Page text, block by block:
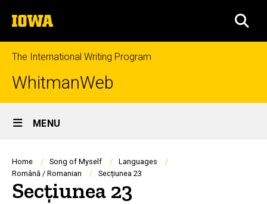
to
content
The
University
of
Iowa
The International Writing Program
WhitmanWeb
Site
Main
Navigation
MENU
Breadcrumb
Home Song of Myself
Languages
Română / Romanian
Secțiunea 23
Secțiunea 23